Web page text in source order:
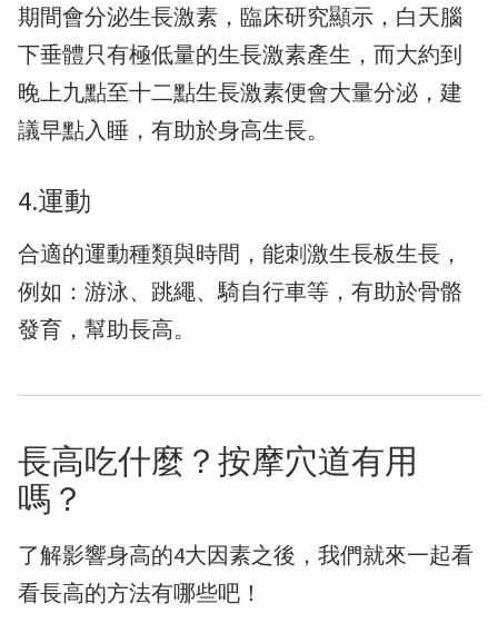
期間會分泌生長激素，臨床研究顯示，白天腦
下垂體只有極低量的生長激素產生，而大約到
晚上九點至十二點生長激素便會大量分泌，建
議早點入睡，有助於身高生長。
4.運動
合適的運動種類與時間，能刺激生長板生長，
例如：游泳、跳繩、騎自行車等，有助於骨骼
發育，幫助長高。
長高吃什麼？按摩穴道有用
嗎？
了解影響身高的4大因素之後，我們就來一起看
看長高的方法有哪些吧！